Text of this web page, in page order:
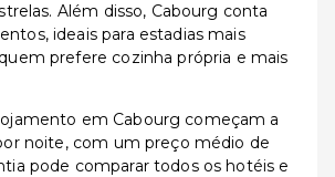
Além disso, Cabourg conta
ideais para estadias mais
prefere cozinha própria e mais
em Cabourg começam a
noite, com um preço médio de
pode comparar todos os hotéis e